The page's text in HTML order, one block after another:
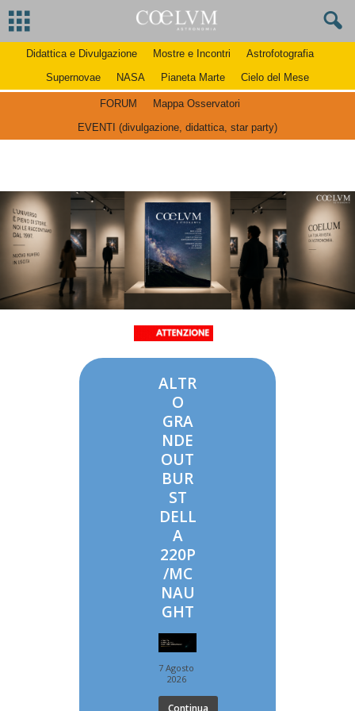
Didattica e Divulgazione Mostre e Incontri
Astrofotografia
Supernovae
NASA Pianeta Marte Cielo del Mese
FORUM
Mappa Osservatori
EVENTI (divulgazione, didattica, star party)
ALTR
O
GRA
NDE
OUT
BUR
ST
DELL
A
220P
/MC
NAU
GHT
7 Agosto
2026
Continua